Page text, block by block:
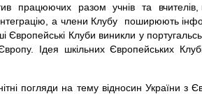
працюючих разом учнів та вчителів,
а члени Клубу поширюють
Європейські Клуби виникли у
Ідея шкільних Європейських
погляди на тему відносин України з